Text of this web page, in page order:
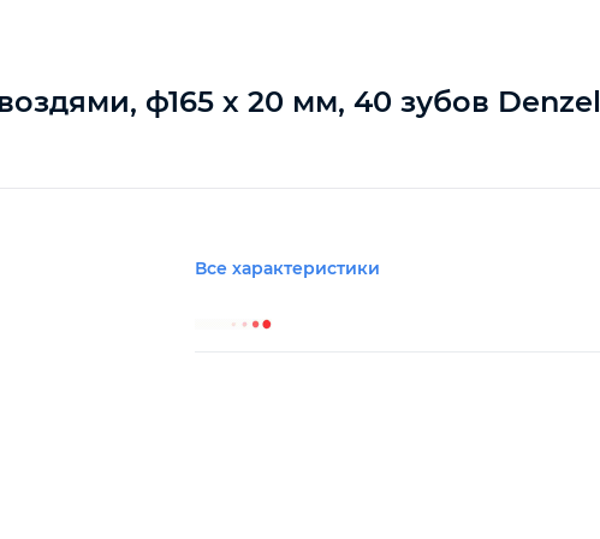
ф165 х 20 мм, 40 зубов Denzel
Все характеристики